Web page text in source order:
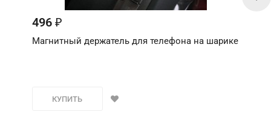
496 ₽
Магнитный держатель для телефона на шарике
КУПИТЬ